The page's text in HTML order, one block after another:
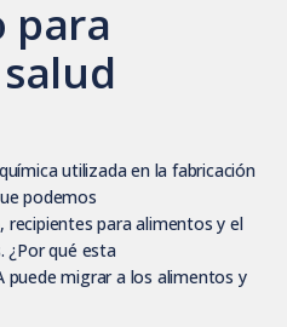
para
utilizada en la fabricación
podemos
para alimentos y el
¿Por qué esta
puede migrar a los alimentos y